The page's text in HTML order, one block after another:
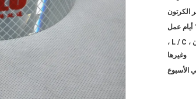
الكرتون
T / T ، ويسترن يونيون ، L / C ،
وغيرها